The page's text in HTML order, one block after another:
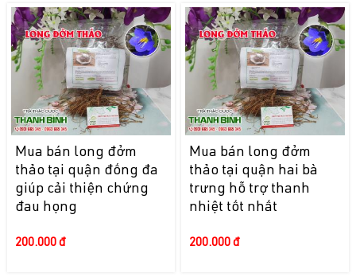
Mua bán long đởm
thảo tại quận đống đa
giúp cải thiện chứng
đau họng
200.000 đ
Mua bán long đởm
thảo tại quận hai bà
trưng hỗ trợ thanh
nhiệt tốt nhất
200.000 đ